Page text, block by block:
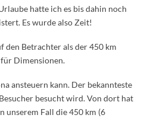
hatte ich es bis dahin noch
Es wurde also Zeit!
den Betrachter als der 450 km
Dimensionen.
ansteuern kann. Der bekannteste
besucht wird. Von dort hat
unserem Fall die 450 km (6